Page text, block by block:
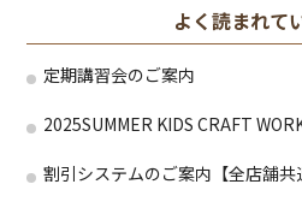
よく読まれて
定期講習会のご案内
2025SUMMER KIDS CRAFT
割引システムのご案内【全店舗共